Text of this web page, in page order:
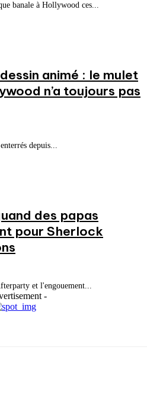
banale à Hollywood ces...
animé : le mulet
n’a toujours pas
depuis...
des papas
pour Sherlock
et l'engouement...
-